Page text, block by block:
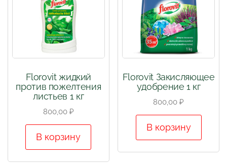
Florovit жидкий
против пожелтения
листьев 1 кг
800,00 ₽
В корзину
Florovit Закисляющее
удобрение 1 кг
800,00₽
В корзину